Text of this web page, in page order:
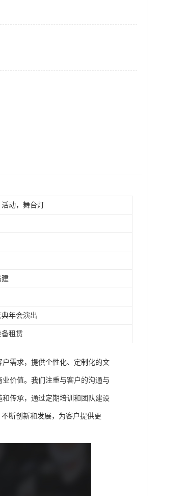
动，舞台灯
建
年会演出
租赁
需求，提供个性化、定制化的文
价值。我们注重与客户的沟通与
传承，通过定期培训和团队建设
断创新和发展，为客户提供更